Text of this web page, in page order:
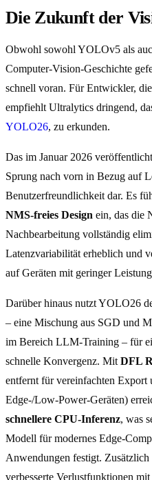
Die Zukunft der
Obwohl sowohl YOLOv5 als
Computer-Vision-Geschichte
schnell voran. Für Entwickler,
empfiehlt Ultralytics dringend,
YOLO26, zu erkunden.
Das im Januar 2026
Sprung nach vorn in Bezug auf
Benutzerfreundlichkeit dar. Es
NMS-freies Design ein, das die
Nachbearbeitung vollständig
Latenzvariabilität erheblich und
auf Geräten mit geringer
Darüber hinaus nutzt YOLO26
– eine Mischung aus SGD und
im Bereich LLM-Training – für
schnelle Konvergenz. Mit DFL
entfernt für vereinfachten Export
Edge-/Low-Power-Geräten)
schnellere CPU-Inferenz, was
Modell für modernes Edge-
Anwendungen festigt. Zusätzlich
verbesserte Verlustfunktionen